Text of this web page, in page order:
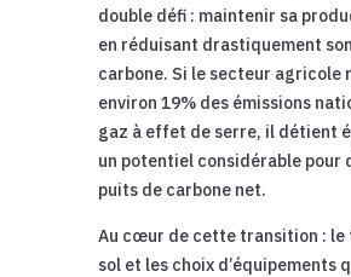
double défi : maintenir sa
en réduisant drastiquement
carbone. Si le secteur agricole
environ 19% des émissions
gaz à effet de serre, il détient
un potentiel considérable pour
puits de carbone net.
Au cœur de cette transition : le
sol et les choix d’équipements